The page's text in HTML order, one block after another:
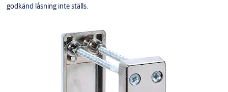
godkänd låsning inte ställs.